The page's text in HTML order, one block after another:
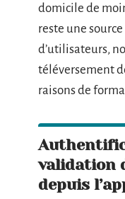
domicile de
reste une
d’utilisateurs,
téléversement
raisons de
validation
depuis